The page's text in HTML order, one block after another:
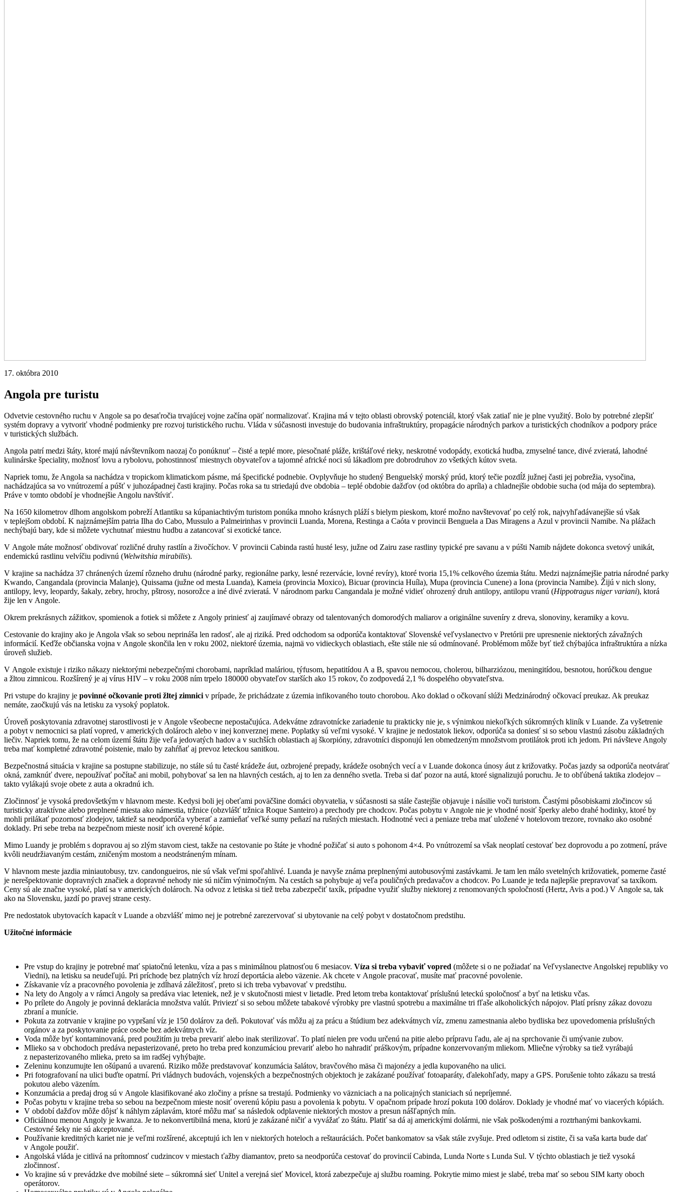
17. októbra 2010
Angola pre turistu
Odvetvie cestovného ruchu v Angole sa po desaťročia trvajúcej vojne začína opäť normalizovať. Krajina má v tejto oblasti obrovský potenciál, ktorý však zatiaľ nie je plne využitý. Bolo by potrebné zlepšiť
systém dopravy a vytvoriť vhodné podmienky pre rozvoj turistického ruchu. Vláda v súčasnosti investuje do budovania infraštruktúry, propagácie národných parkov a turistických chodníkov a podpory práce
v turistických službách.
Angola patrí medzi štáty, ktoré majú návštevníkom naozaj čo ponúknuť – čisté a teplé more, piesočnaté pláže, krištáľové rieky, neskrotné vodopády, exotická hudba, zmyselné tance, divé zvieratá, lahodné
kulinárske špeciality, možnosť lovu a rybolovu, pohostinnosť miestnych obyvateľov a tajomné africké noci sú lákadlom pre dobrodruhov zo všetkých kútov sveta.
Napriek tomu, že Angola sa nachádza v tropickom klimatickom pásme, má špecifické podnebie. Ovplyvňuje ho studený Benguelský morský prúd, ktorý tečie pozdĺž južnej časti jej pobrežia, vysočina,
nachádzajúca sa vo vnútrozemí a púšť v juhozápadnej časti krajiny. Počas roka sa tu striedajú dve obdobia – teplé obdobie dažďov (od októbra do apríla) a chladnejšie obdobie sucha (od mája do septembra).
Práve v tomto období je vhodnejšie Angolu navštíviť.
Na 1650 kilometrov dlhom angolskom pobreží Atlantiku sa kúpaniachtivým turistom ponúka mnoho krásnych pláží s bielym pieskom, ktoré možno navštevovať po celý rok, najvyhľadávanejšie sú však
v teplejšom období. K najznámejším patria Ilha do Cabo, Mussulo a Palmeirinhas v provincii Luanda, Morena, Restinga a Caóta v provincii Benguela a Das Miragens a Azul v provincii Namibe. Na plážach
nechýbajú bary, kde si môžete vychutnať miestnu hudbu a zatancovať si exotické tance.
V Angole máte možnosť obdivovať rozličné druhy rastlín a živočíchov. V provincii Cabinda rastú husté lesy, južne od Zairu zase rastliny typické pre savanu a v púšti Namib nájdete dokonca svetový unikát,
endemickú rastlinu velvíčiu podivnú (Welwitshia mirabilis).
V krajine sa nachádza 37 chránených území rôzneho druhu (národné parky, regionálne parky, lesné rezervácie, lovné revíry), ktoré tvoria 15,1% celkového územia štátu. Medzi najznámejšie patria národné parky
Kwando, Cangandala (provincia Malanje), Quissama (južne od mesta Luanda), Kameia (provincia Moxico), Bicuar (provincia Huíla), Mupa (provincia Cunene) a Iona (provincia Namibe). Žijú v nich slony,
antilopy, levy, leopardy, šakaly, zebry, hrochy, pštrosy, nosorožce a iné divé zvieratá. V národnom parku Cangandala je možné vidieť ohrozený druh antilopy, antilopu vranú (Hippotragus niger variani), ktorá
žije len v Angole.
Okrem prekrásnych zážitkov, spomienok a fotiek si môžete z Angoly priniesť aj zaujímavé obrazy od talentovaných domorodých maliarov a originálne suveníry z dreva, slonoviny, keramiky a kovu.
Cestovanie do krajiny ako je Angola však so sebou neprináša len radosť, ale aj riziká. Pred odchodom sa odporúča kontaktovať Slovenské veľvyslanectvo v Pretórii pre upresnenie niektorých závažných
informácií. Keďže občianska vojna v Angole skončila len v roku 2002, niektoré územia, najmä vo vidieckych oblastiach, ešte stále nie sú odmínované. Problémom môže byť tiež chýbajúca infraštruktúra a nízka
úroveň služieb.
V Angole existuje i riziko nákazy niektorými nebezpečnými chorobami, napríklad maláriou, týfusom, hepatitídou A a B, spavou nemocou, cholerou, bilharziózou, meningitídou, besnotou, horúčkou dengue
a žltou zimnicou. Rozšírený je aj vírus HIV – v roku 2008 ním trpelo 180000 obyvateľov starších ako 15 rokov, čo zodpovedá 2,1 % dospelého obyvateľstva.
Pri vstupe do krajiny je povinné očkovanie proti žltej zimnici v prípade, že prichádzate z územia infikovaného touto chorobou. Ako doklad o očkovaní slúži Medzinárodný očkovací preukaz. Ak preukaz
nemáte, zaočkujú vás na letisku za vysoký poplatok.
Úroveň poskytovania zdravotnej starostlivosti je v Angole všeobecne nepostačujúca. Adekvátne zdravotnícke zariadenie tu prakticky nie je, s výnimkou niekoľkých súkromných kliník v Luande. Za vyšetrenie
a pobyt v nemocnici sa platí vopred, v amerických dolároch alebo v inej konverznej mene. Poplatky sú veľmi vysoké. V krajine je nedostatok liekov, odporúča sa doniesť si so sebou vlastnú zásobu základných
liečiv. Napriek tomu, že na celom území štátu žije veľa jedovatých hadov a v suchších oblastiach aj škorpióny, zdravotníci disponujú len obmedzeným množstvom protilátok proti ich jedom. Pri návšteve Angoly
treba mať kompletné zdravotné poistenie, malo by zahŕňať aj prevoz leteckou sanitkou.
Bezpečnostná situácia v krajine sa postupne stabilizuje, no stále sú tu časté krádeže áut, ozbrojené prepady, krádeže osobných vecí a v Luande dokonca únosy áut z križovatky. Počas jazdy sa odporúča neotvárať
okná, zamknúť dvere, nepoužívať počítač ani mobil, pohybovať sa len na hlavných cestách, aj to len za denného svetla. Treba si dať pozor na autá, ktoré signalizujú poruchu. Je to obľúbená taktika zlodejov –
takto vylákajú svoje obete z auta a okradnú ich.
Zločinnosť je vysoká predovšetkým v hlavnom meste. Kedysi boli jej obeťami poväčšine domáci obyvatelia, v súčasnosti sa stále častejšie objavuje i násilie voči turistom. Častými pôsobiskami zločincov sú
turisticky atraktívne alebo preplnené miesta ako námestia, tržnice (obzvlášť tržnica Roque Santeiro) a prechody pre chodcov. Počas pobytu v Angole nie je vhodné nosiť šperky alebo drahé hodinky, ktoré by
mohli prilákať pozornosť zlodejov, taktiež sa neodporúča vyberať a zamieňať veľké sumy peňazí na rušných miestach. Hodnotné veci a peniaze treba mať uložené v hotelovom trezore, rovnako ako osobné
doklady. Pri sebe treba na bezpečnom mieste nosiť ich overené kópie.
Mimo Luandy je problém s dopravou aj so zlým stavom ciest, takže na cestovanie po štáte je vhodné požičať si auto s pohonom 4×4. Po vnútrozemí sa však neoplatí cestovať bez doprovodu a po zotmení, práve
kvôli neudržiavaným cestám, zničeným mostom a neodstráneným mínam.
V hlavnom meste jazdia miniautobusy, tzv. candongueiros, nie sú však veľmi spoľahlivé. Luanda je navyše známa preplnenými autobusovými zastávkami. Je tam len málo svetelných križovatiek, pomerne časté
je nerešpektovanie dopravných značiek a dopravné nehody nie sú ničím výnimočným. Na cestách sa pohybuje aj veľa pouličných predavačov a chodcov. Po Luande je teda najlepšie prepravovať sa taxíkom.
Ceny sú ale značne vysoké, platí sa v amerických dolároch. Na odvoz z letiska si tiež treba zabezpečiť taxík, prípadne využiť služby niektorej z renomovaných spoločností (Hertz, Avis a pod.) V Angole sa, tak
ako na Slovensku, jazdí po pravej strane cesty.
Pre nedostatok ubytovacích kapacít v Luande a obzvlášť mimo nej je potrebné zarezervovať si ubytovanie na celý pobyt v dostatočnom predstihu.
Užitočné informácie
Pre vstup do krajiny je potrebné mať spiatočnú letenku, víza a pas s minimálnou platnosťou 6 mesiacov. Víza si treba vybaviť vopred (môžete si o ne požiadať na Veľvyslanectve Angolskej republiky vo
Viedni), na letisku sa neudeľujú. Pri príchode bez platných víz hrozí deportácia alebo väzenie. Ak chcete v Angole pracovať, musíte mať pracovné povolenie.
Získavanie víz a pracovného povolenia je zdĺhavá záležitosť, preto si ich treba vybavovať v predstihu.
Na lety do Angoly a v rámci Angoly sa predáva viac leteniek, než je v skutočnosti miest v lietadle. Pred letom treba kontaktovať príslušnú leteckú spoločnosť a byť na letisku včas.
Po prílete do Angoly je povinná deklarácia množstva valút. Priviezť si so sebou môžete tabakové výrobky pre vlastnú spotrebu a maximálne tri fľaše alkoholických nápojov. Platí prísny zákaz dovozu
zbraní a munície.
Pokuta za zotrvanie v krajine po vypršaní víz je 150 dolárov za deň. Pokutovať vás môžu aj za prácu a štúdium bez adekvátnych víz, zmenu zamestnania alebo bydliska bez upovedomenia príslušných
orgánov a za poskytovanie práce osobe bez adekvátnych víz.
Voda môže byť kontaminovaná, pred použitím ju treba prevariť alebo inak sterilizovať. To platí nielen pre vodu určenú na pitie alebo prípravu ľadu, ale aj na sprchovanie či umývanie zubov.
Mlieko sa v obchodoch predáva nepasterizované, preto ho treba pred konzumáciou prevariť alebo ho nahradiť práškovým, prípadne konzervovaným mliekom. Mliečne výrobky sa tiež vyrábajú
z nepasterizovaného mlieka, preto sa im radšej vyhýbajte.
Zeleninu konzumujte len ošúpanú a uvarenú. Riziko môže predstavovať konzumácia šalátov, bravčového mäsa či majonézy a jedla kupovaného na ulici.
Pri fotografovaní na ulici buďte opatrní. Pri vládnych budovách, vojenských a bezpečnostných objektoch je zakázané používať fotoaparáty, ďalekohľady, mapy a GPS. Porušenie tohto zákazu sa trestá
pokutou alebo väzením.
Konzumácia a predaj drog sú v Angole klasifikované ako zločiny a prísne sa trestajú. Podmienky vo väzniciach a na policajných staniciach sú nepríjemné.
Počas pobytu v krajine treba so sebou na bezpečnom mieste nosiť overenú kópiu pasu a povolenia k pobytu. V opačnom prípade hrozí pokuta 100 dolárov. Doklady je vhodné mať vo viacerých kópiách.
V období dažďov môže dôjsť k náhlym záplavám, ktoré môžu mať sa následok odplavenie niektorých mostov a presun nášľapných mín.
Oficiálnou menou Angoly je kwanza. Je to nekonvertibilná mena, ktorú je zakázané ničiť a vyvážať zo štátu. Platiť sa dá aj americkými dolármi, nie však poškodenými a roztrhanými bankovkami.
Cestovné šeky nie sú akceptované.
Používanie kreditných kariet nie je veľmi rozšírené, akceptujú ich len v niektorých hoteloch a reštauráciách. Počet bankomatov sa však stále zvyšuje. Pred odletom si zistite, či sa vaša karta bude dať
v Angole použiť.
Angolská vláda je citlivá na prítomnosť cudzincov v miestach ťažby diamantov, preto sa neodporúča cestovať do provincií Cabinda, Lunda Norte s Lunda Sul. V týchto oblastiach je tiež vysoká
zločinnosť.
Vo krajine sú v prevádzke dve mobilné siete – súkromná sieť Unitel a verejná sieť Movicel, ktorá zabezpečuje aj službu roaming. Pokrytie mimo miest je slabé, treba mať so sebou SIM karty oboch
operátorov.